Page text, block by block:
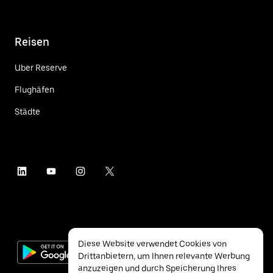
Reisen
Uber Reserve
Flughäfen
Städte
Diese Website verwendet Cookies von
Drittanbietern, um Ihnen relevante Werbung
anzuzeigen und durch Speicherung Ihres